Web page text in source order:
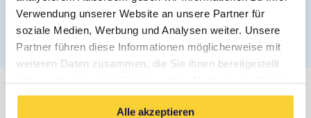
Verwendung unserer Website an unsere Partner für
soziale Medien, Werbung und Analysen weiter. Unsere
Partner führen diese Informationen möglicherweise mit
weiteren Daten zusammen, die Sie ihnen bereitgestellt
gesammelt haben.
Alle akzeptieren
✓ Kostenlos · ✓ Unverbindlich · ✓ DSGVO-konform
Anschlussfinanzierung in Sankt